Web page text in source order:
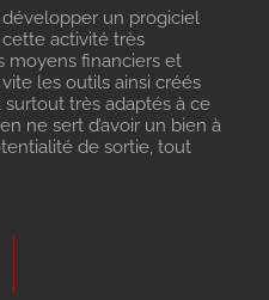
développer un progiciel
activité très
moyens financiers et
les outils ainsi créés
très adaptés à ce
ne sert d’avoir un bien à
de sortie, tout